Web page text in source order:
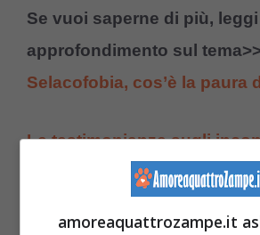
Se vuoi saperne di più,
approfondimento sul
Selacofobia, cos’è la paura
Le testimonianze sugli
con uno o più squali, nel
amoreaquattrozampe.it